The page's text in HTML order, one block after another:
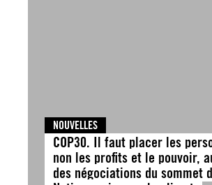
NOUVELLES
COP30. Il faut placer les
non les profits et le pouvoir,
des négociations du sommet